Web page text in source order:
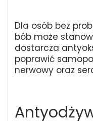
Dla osób bez
bób może
dostarcza
poprawić
nerwowy oraz